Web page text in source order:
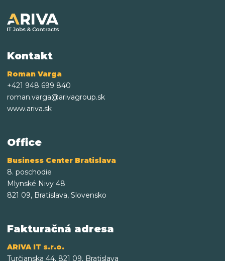
Kontakt
Roman Varga
+421 948 699 840
roman.varga@arivagroup.sk
www.ariva.sk
Office
Business Center Bratislava
8. poschodie
Mlynské Nivy 48
821 09, Bratislava, Slovensko
Fakturačná adresa
ARIVA IT s.r.o.
Turčianska 44, 821 09, Bratislava